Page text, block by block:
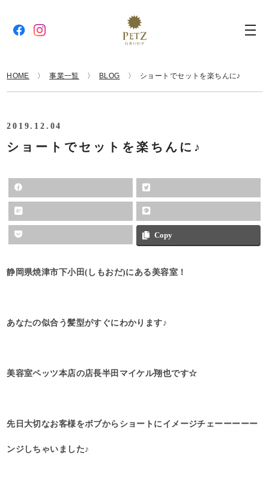
HOME 事業一覧 BLOG ショートでセットを楽ちんに♪
2019.12.04
ショートでセットを楽ちんに♪
Copy
静岡県焼津市下小田(しもおだ)にある美容室！
あなたの似合う髪型がすぐにわかります♪
美容室ペッツ本店の店長半田マイケル翔也です☆
先日大切なお客様をボブからショートにイメージチェーーーーー
ンジしちゃいました♪